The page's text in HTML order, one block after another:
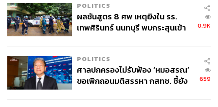
POLITICS
ผลชันสูตร 8 ศพ เหตุยิงใน รร.
เทพศิรินทร์ นนทบุรี พบกระสุนเข้า
0.9K
POLITICS
ศาลปกครองไม่รับฟ้อง ‘หมอสรณ’
ขอเพิกถอนมติสรรหา กสทช. ชี้ยัง
659